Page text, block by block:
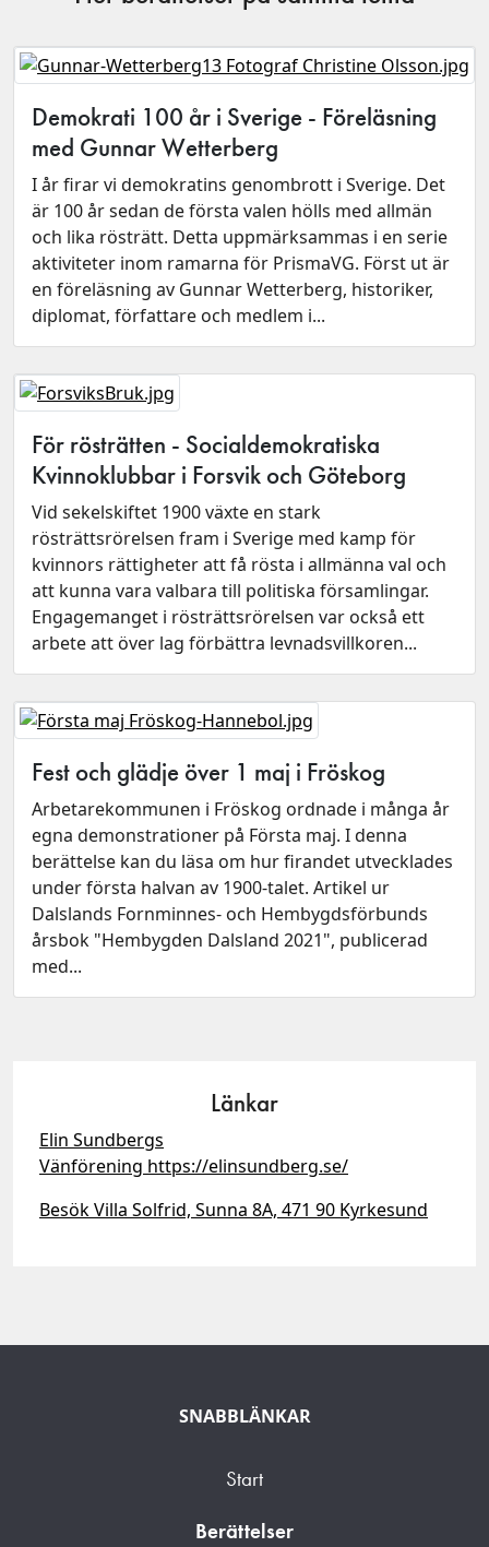
Demokrati 100 år i Sverige - Föreläsning
med Gunnar Wetterberg
I år firar vi demokratins genombrott i Sverige. Det
är 100 år sedan de första valen hölls med allmän
och lika rösträtt. Detta uppmärksammas i en serie
aktiviteter inom ramarna för PrismaVG. Först ut är
en föreläsning av Gunnar Wetterberg, historiker,
diplomat, författare och medlem i...
För rösträtten - Socialdemokratiska
Kvinnoklubbar i Forsvik och Göteborg
Vid sekelskiftet 1900 växte en stark
rösträttsrörelsen fram i Sverige med kamp för
kvinnors rättigheter att få rösta i allmänna val och
att kunna vara valbara till politiska församlingar.
Engagemanget i rösträttsrörelsen var också ett
arbete att över lag förbättra levnadsvillkoren...
Fest och glädje över 1 maj i Fröskog
Arbetarekommunen i Fröskog ordnade i många år
egna demonstrationer på Första maj. I denna
berättelse kan du läsa om hur firandet utvecklades
under första halvan av 1900-talet. Artikel ur
Dalslands Fornminnes- och Hembygdsförbunds
årsbok "Hembygden Dalsland 2021", publicerad
med...
Länkar
Elin Sundbergs
Vänförening https://elinsundberg.se/
Besök Villa Solfrid, Sunna 8A, 471 90 Kyrkesund
SNABBLÄNKAR
Start
Berättelser